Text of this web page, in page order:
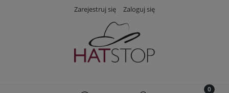
Zarejestruj się Zaloguj się